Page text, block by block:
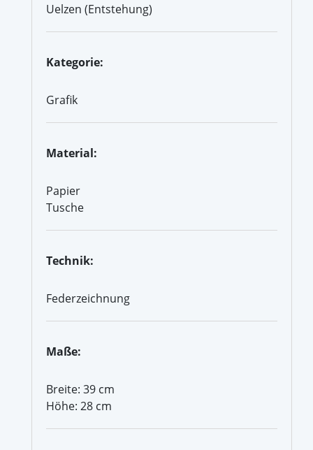
Uelzen (Entstehung)
Kategorie:
Grafik
Material:
Papier
Tusche
Technik:
Federzeichnung
Maße:
Breite: 39 cm
Höhe: 28 cm